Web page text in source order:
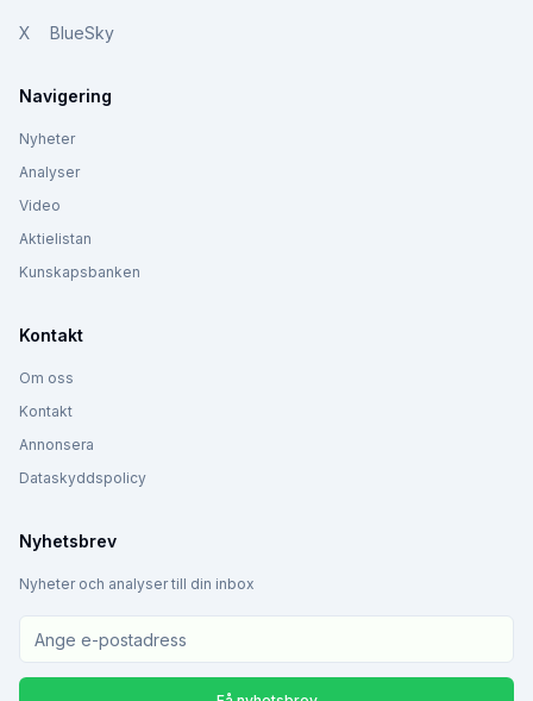
X BlueSky
Navigering
Nyheter
Analyser
Video
Aktielistan
Kunskapsbanken
Kontakt
Om oss
Kontakt
Annonsera
Dataskyddspolicy
Nyhetsbrev
Nyheter och analyser till din inbox